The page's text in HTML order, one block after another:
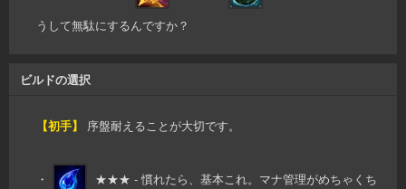
うして無駄にするんですか？
ビルドの選択
【初手】 序盤耐えることが大切です。
・ ★★★ - 慣れたら、基本これ。マナ管理がめちゃくち